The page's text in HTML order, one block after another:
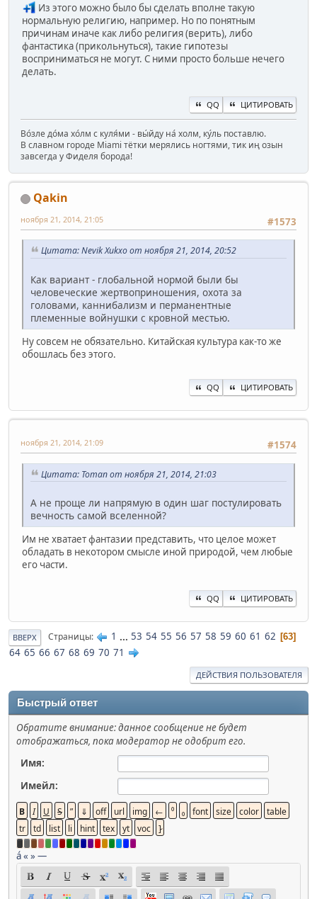
Из этого можно было бы сделать вполне такую
нормальную религию, например. Но по понятным
причинам иначе как либо религия (верить), либо
фантастика (прикольнуться), такие гипотезы
восприниматься не могут. С ними просто больше нечего
делать.
QQ ЦИТИРОВАТЬ
Во́зле до́ма хо́лм с куля́ми - вы́йду на́ холм, ку́ль поставлю.
В славном городе Miami тётки мерялись ногтями, тик иң озын
завсегда у Фиделя борода!
Qakin
#1573
ноября 21, 2014, 21:05
Цитата: Nevik Xukxo от ноября 21, 2014, 20:52
Как вариант - глобальной нормой были бы
человеческие жертвоприношения, охота за
головами, каннибализм и перманентные
племенные войнушки с кровной местью.
Ну совсем не обязательно. Китайская культура как-то же
обошлась без этого.
QQ ЦИТИРОВАТЬ
#1574
ноября 21, 2014, 21:09
Цитата: Toman от ноября 21, 2014, 21:03
А не проще ли напрямую в один шаг постулировать
вечность самой вселенной?
Им не хватает фантазии представить, что целое может
обладать в некотором смысле иной природой, чем любые
его части.
QQ ЦИТИРОВАТЬ
ВВЕРХ Страницы 1 ... 53 54 55 56 57 58 59 60 61 62 63
64 65 66 67 68 69 70 71
ДЕЙСТВИЯ ПОЛЬЗОВАТЕЛЯ
Быстрый ответ
Обратите внимание: данное сообщение не будет
отображаться, пока модератор не одобрит его.
Имя:
Имейл:
á« »—